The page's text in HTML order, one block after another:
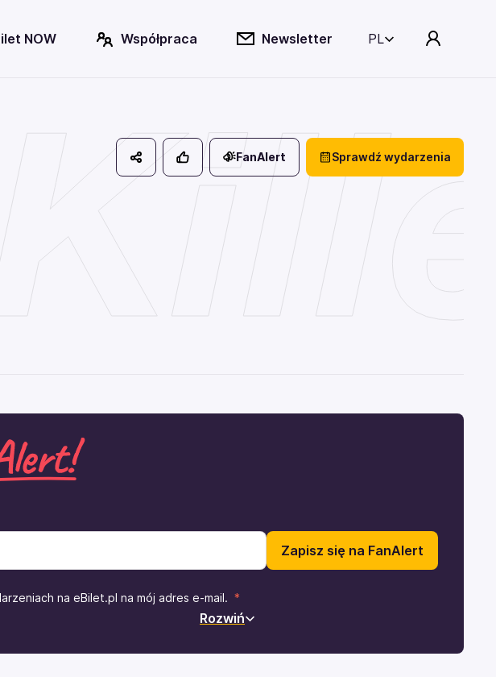
NOW Współpraca Newsletter PL
FanAlert Sprawdź wydarzenia
Zapisz się na FanAlert
na eBilet.pl na mój adres e-mail.
Rozwiń